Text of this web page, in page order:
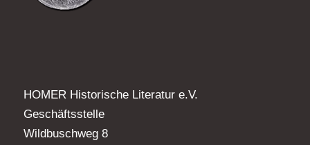
HOMER Historische Literatur e.V.
Geschäftsstelle
Wildbuschweg 8